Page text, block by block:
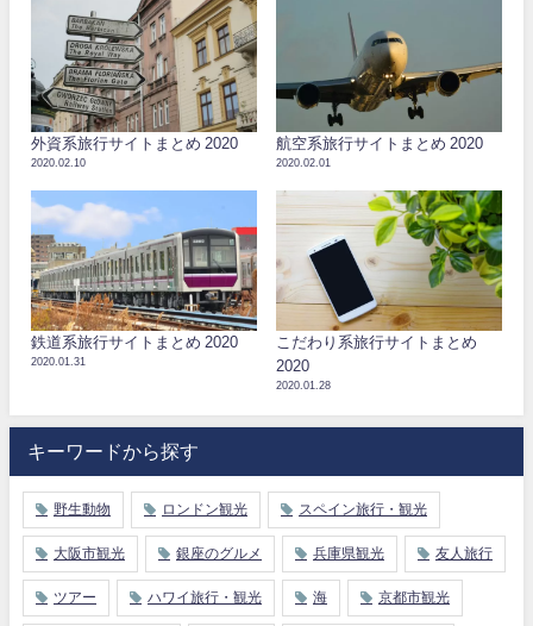
外資系旅行サイトまとめ 2020
2020.02.10
航空系旅行サイトまとめ 2020
2020.02.01
鉄道系旅行サイトまとめ 2020
2020.01.31
こだわり系旅行サイトまとめ
2020
2020.01.28
キーワードから探す
野生動物 ロンドン観光 スペイン旅行・観光
大阪市観光 銀座のグルメ 兵庫県観光 友人旅行
ツアー ハワイ旅行・観光 海 京都市観光